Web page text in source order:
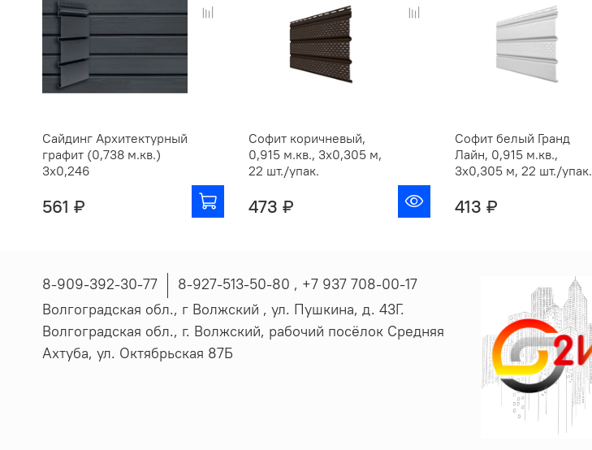
Сайдинг Архитектурный
графит (0,738 м.кв.)
3х0,246
561 ₽
Софит коричневый,
0,915 м.кв., 3х0,305 м,
22 шт./упак.
473 ₽
Софит белый Гранд
Лайн, 0,915 м.кв.,
3х0,305 м, 22 шт./упак.
413 ₽
8-909-392-30-77
8-927-513-50-80 , ‪+7 937 708-00-17
Волгоградская обл., г Волжский , ул. Пушкина, д. 43Г.
Волгоградская обл., г. Волжский, рабочий посёлок Средняя
Ахтуба, ул. Октябрьская 87Б